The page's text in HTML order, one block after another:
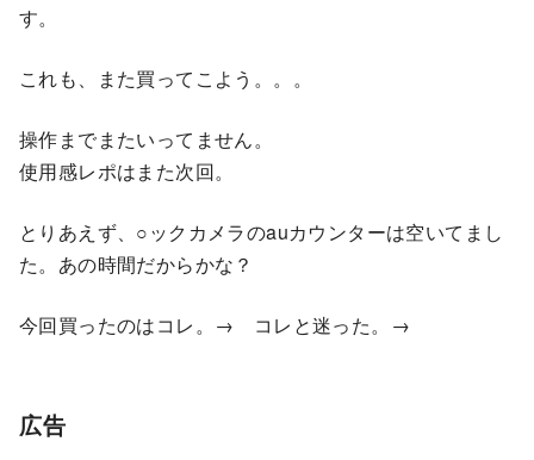
す。
これも、また買ってこよう。。。
操作までまたいってません。
使用感レポはまた次回。
とりあえず、○ックカメラのauカウンターは空いてまし
た。あの時間だからかな？
今回買ったのはコレ。→ コレと迷った。→
広告